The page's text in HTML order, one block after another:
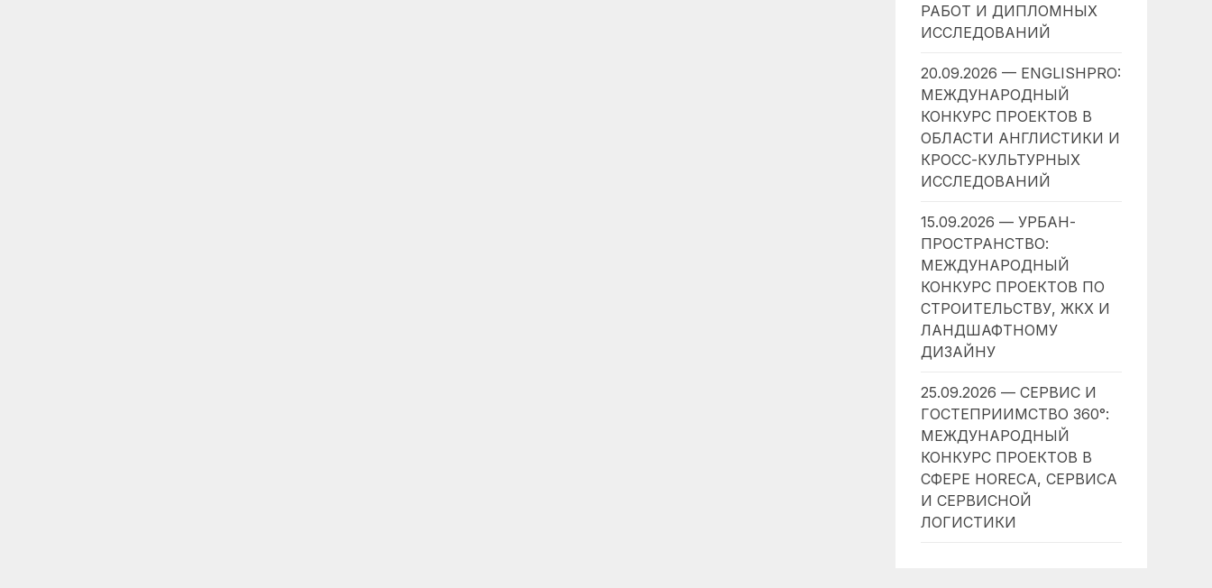
РАБОТ И ДИПЛОМНЫХ
ИССЛЕДОВАНИЙ
20.09.2026 — ENGLISHPRO:
МЕЖДУНАРОДНЫЙ
КОНКУРС ПРОЕКТОВ В
ОБЛАСТИ АНГЛИСТИКИ И
КРОСС-КУЛЬТУРНЫХ
ИССЛЕДОВАНИЙ
15.09.2026 — УРБАН-
ПРОСТРАНСТВО:
МЕЖДУНАРОДНЫЙ
КОНКУРС ПРОЕКТОВ ПО
СТРОИТЕЛЬСТВУ, ЖКХ И
ЛАНДШАФТНОМУ
ДИЗАЙНУ
25.09.2026 — СЕРВИС И
ГОСТЕПРИИМСТВО 360°:
МЕЖДУНАРОДНЫЙ
КОНКУРС ПРОЕКТОВ В
СФЕРЕ HORECA, СЕРВИСА
И СЕРВИСНОЙ
ЛОГИСТИКИ